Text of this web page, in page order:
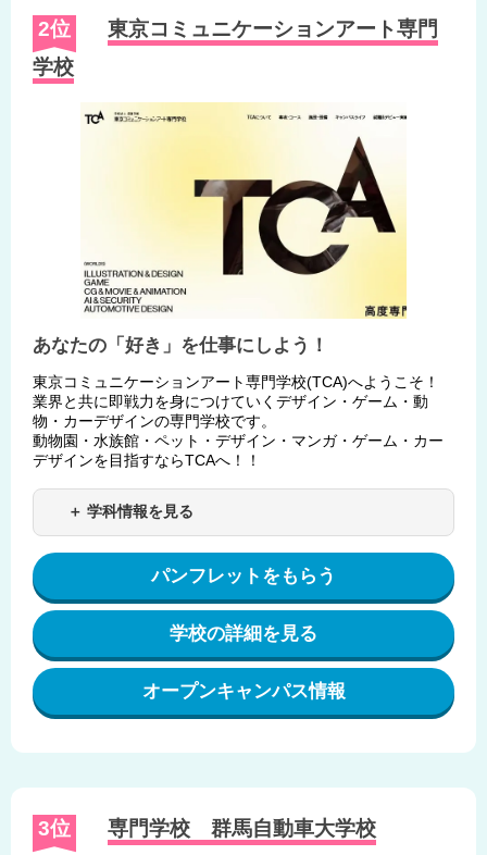
2位
東京コミュニケーションアート専門
学校
あなたの「好き」を仕事にしよう！
東京コミュニケーションアート専門学校(TCA)へようこそ！
業界と共に即戦力を身につけていくデザイン・ゲーム・動
物・カーデザインの専門学校です。
動物園・水族館・ペット・デザイン・マンガ・ゲーム・カー
デザインを目指すならTCAへ！！
＋ 学科情報を見る
パンフレットをもらう
学校の詳細を見る
オープンキャンパス情報
3位 専門学校 群馬自動車大学校